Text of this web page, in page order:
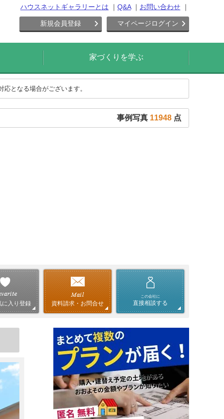
ハウスネットギャラリーとは Q&A お問い合わせ
新規会員登録 マイページログイン
家づくりを学ぶ
となる場合がございます。
事例写真 11948 点
に入り登録 資料請求・お問合せ
この会社に
直接相談する